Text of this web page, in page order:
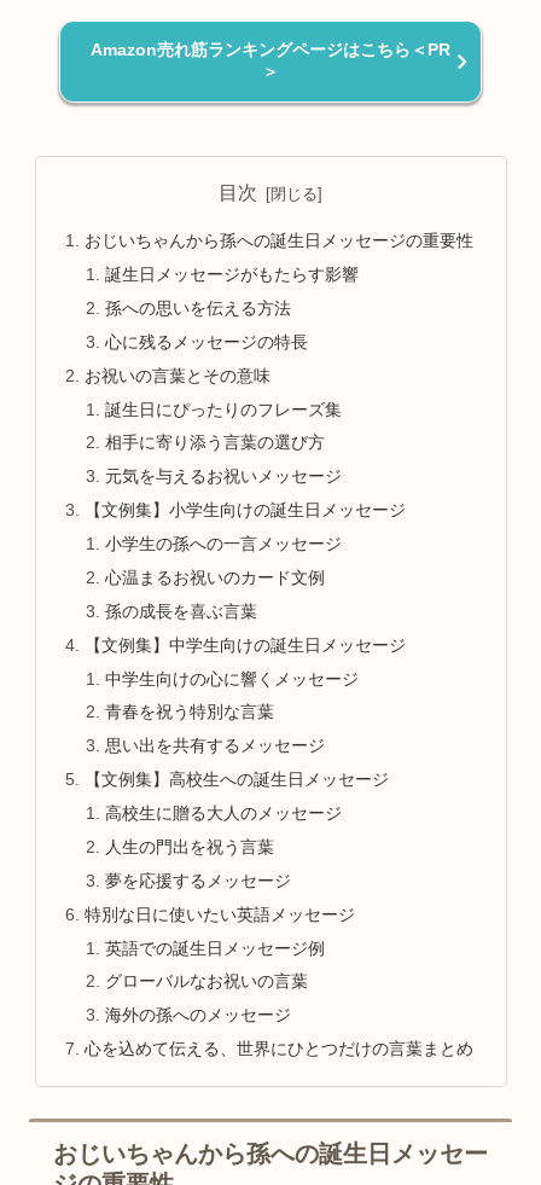
Amazon売れ筋ランキングページはこちら＜PR
＞
目次
おじいちゃんから孫への誕生日メッセージの重要性
誕生日メッセージがもたらす影響
孫への思いを伝える方法
心に残るメッセージの特長
お祝いの言葉とその意味
誕生日にぴったりのフレーズ集
相手に寄り添う言葉の選び方
元気を与えるお祝いメッセージ
【文例集】小学生向けの誕生日メッセージ
小学生の孫への一言メッセージ
心温まるお祝いのカード文例
孫の成長を喜ぶ言葉
【文例集】中学生向けの誕生日メッセージ
中学生向けの心に響くメッセージ
青春を祝う特別な言葉
思い出を共有するメッセージ
【文例集】高校生への誕生日メッセージ
高校生に贈る大人のメッセージ
人生の門出を祝う言葉
夢を応援するメッセージ
特別な日に使いたい英語メッセージ
英語での誕生日メッセージ例
グローバルなお祝いの言葉
海外の孫へのメッセージ
心を込めて伝える、世界にひとつだけの言葉まとめ
おじいちゃんから孫への誕生日メッセー